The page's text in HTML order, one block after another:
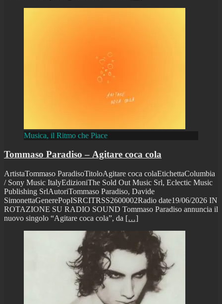
Musica, il Ritmo che Piace
Tommaso Paradiso – Agitare coca cola
ArtistaTommaso ParadisoTitoloAgitare coca colaEtichettaColumbia
/ Sony Music ItalyEdizioniThe Sold Out Music Srl, Eclectic Music
Publishing SrlAutoriTommaso Paradiso, Davide
SimonettaGenerePopISRCITRSS2600002Radio date19/06/2026 IN
ROTAZIONE SU RADIO SOUND Tommaso Paradiso annuncia il
nuovo singolo “Agitare coca cola”, da […]